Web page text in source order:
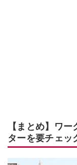
【まとめ】ワ
ターを要チェッ